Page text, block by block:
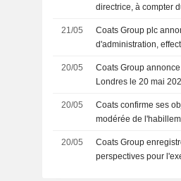
directrice, à compter
21/05
Coats Group plc
d'administration,
20/05
Coats Group
Londres le 20 mai
20/05
Coats confirme ses
modérée de
20/05
Coats Group
perspectives pour